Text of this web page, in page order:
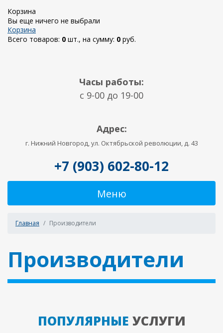
Корзина
Вы еще ничего не выбрали
Корзина
Всего товаров: 0 шт., на сумму: 0 руб.
Часы работы:
c 9-00 до 19-00
Адрес:
г. Нижний Новгород, ул. Октябрьской революции, д. 43
+7 (903) 602-80-12
Меню
Главная Производители
Производители
ПОПУЛЯРНЫЕ УСЛУГИ